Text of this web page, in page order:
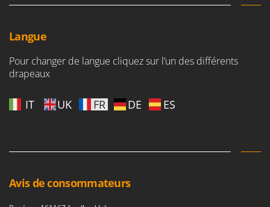
McCulloch
Michelin
Mille
Minox
Mockmill
MOVA
MTD
Langue
Pour changer de langue cliquez sur l’un des différents
drapeaux
IT UK FR DE ES
Avis de consommateurs